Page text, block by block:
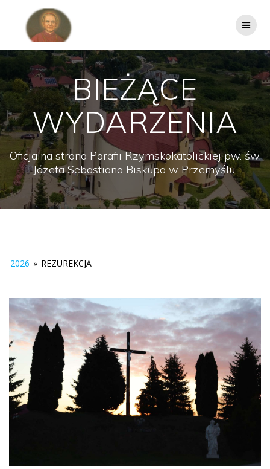
BIEŻĄCE
WYDARZENIA
Oficjalna strona Parafii Rzymskokatolickiej pw. św.
Józefa Sebastiana Biskupa w Przemyślu.
2026 » REZUREKCJA